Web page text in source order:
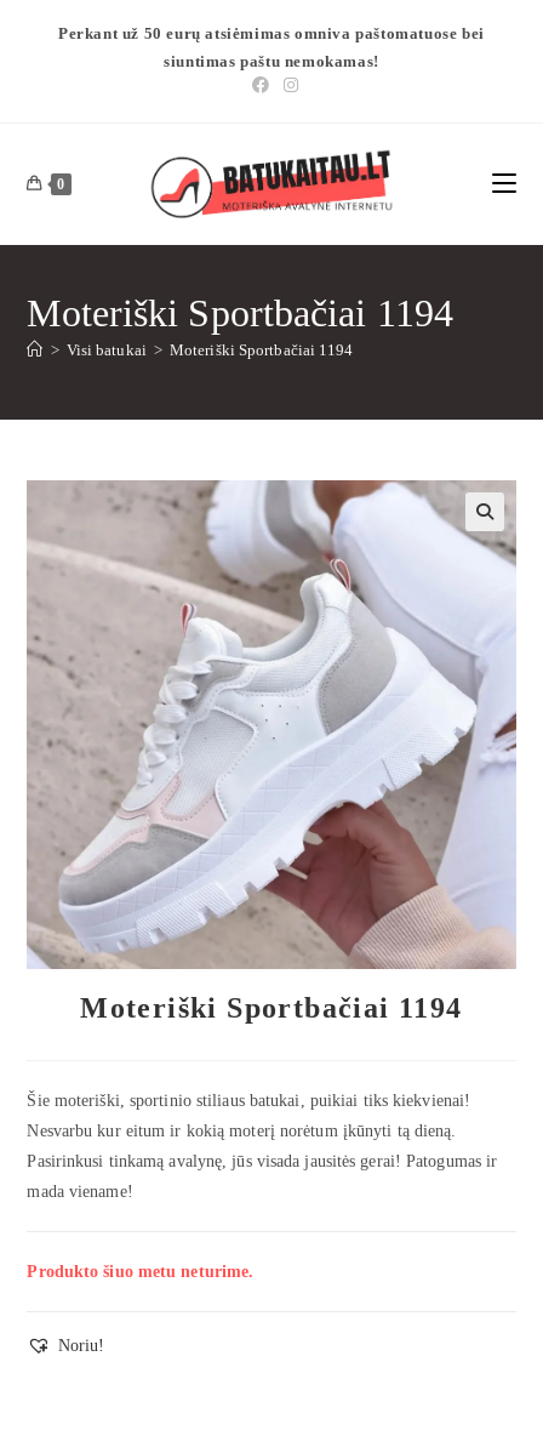
Perkant už 50 eurų atsiėmimas omniva paštomatuose bei
siuntimas paštu nemokamas!
0
Moteriški Sportbačiai 1194
> Visi batukai > Moteriški Sportbačiai 1194
🔍
Moteriški Sportbačiai 1194
Šie moteriški, sportinio stiliaus batukai, puikiai tiks kiekvienai!
Nesvarbu kur eitum ir kokią moterį norėtum įkūnyti tą dieną.
Pasirinkusi tinkamą avalynę, jūs visada jausitės gerai! Patogumas ir
mada viename!
Produkto šiuo metu neturime.
Noriu!